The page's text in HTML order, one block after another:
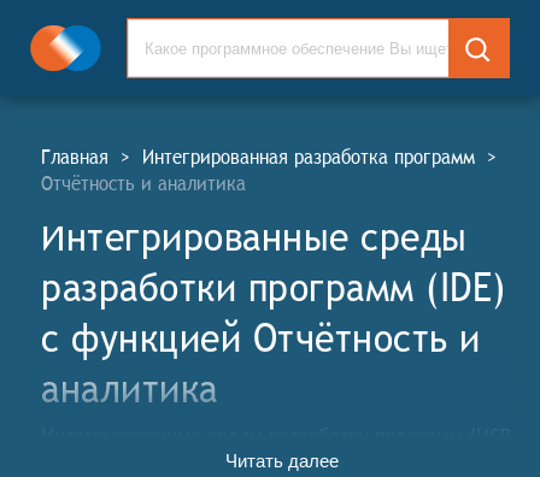
Главная > Интегрированная разработка программ >
Отчётность и аналитика
Интегрированные среды
разработки программ (IDE)
c функцией Отчётность и
аналитика
англ. Software Integrated Development Environment,
Читать далее